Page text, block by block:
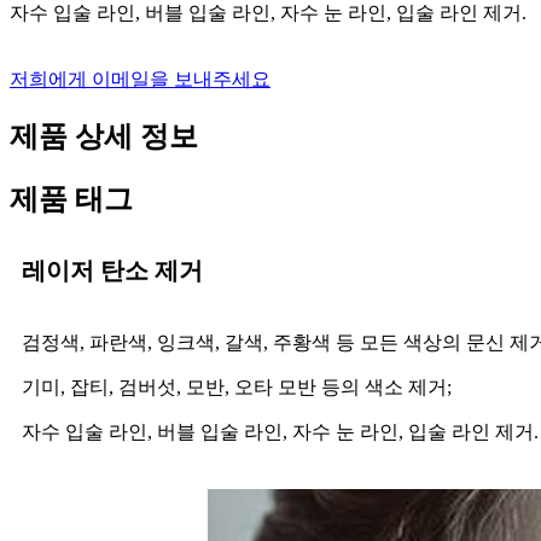
자수 입술 라인, 버블 입술 라인, 자수 눈 라인, 입술 라인 제거.
저희에게 이메일을 보내주세요
제품 상세 정보
제품 태그
레이저 탄소 제거
검정색, 파란색, 잉크색, 갈색, 주황색 등 모든 색상의 문신 제
기미, 잡티, 검버섯, 모반, 오타 모반 등의 색소 제거;
자수 입술 라인, 버블 입술 라인, 자수 눈 라인, 입술 라인 제거.